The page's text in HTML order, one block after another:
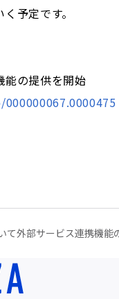
予定です。
能の提供を開始
外部サービス連携機能